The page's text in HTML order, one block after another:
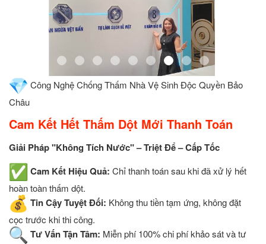
Công Nghệ Chống Thấm Nhà Vệ Sinh Độc Quyền Bảo
Châu
Cam Kết Hết Thấm Dột Mới Thanh Toán
Giải Pháp "Không Tích Nước" – Triệt Để – Cấp Tốc
Cam Kết Hiệu Quả: Chỉ thanh toán sau khi đã xử lý hết
hoàn toàn thấm dột.
Tin Cậy Tuyệt Đối: Không thu tiền tạm ứng, không đặt
cọc trước khi thi công.
Tư Vấn Tận Tâm: Miễn phí 100% chi phí khảo sát và tư